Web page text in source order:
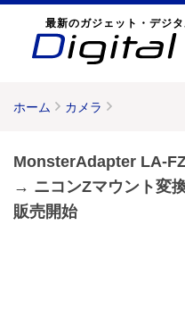
最新のガジェット・デジ
ホーム カメラ
MonsterAdapter LA-
→ ニコンZマウント変
販売開始